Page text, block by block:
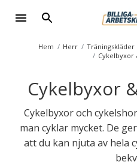
Hem Herr
Cykelbyxor
Cykelbyxor
Cykelbyxor och
man cyklar mycket. De
att du kan njuta av hela